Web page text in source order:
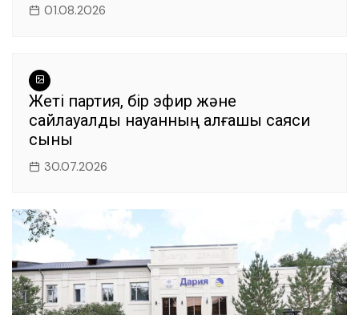
01.08.2026
Жеті партия, бір эфир және
сайлауалды науқанның алғашқы саяси
сыны
30.07.2026